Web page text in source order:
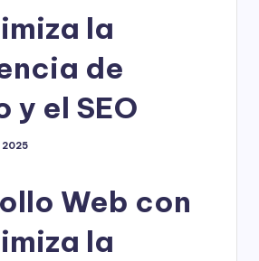
la
de
y el SEO
2025
Web con
la